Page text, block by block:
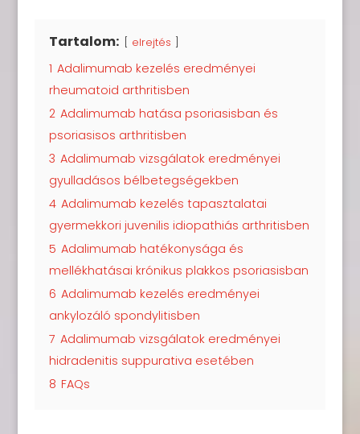
Tartalom: elrejtés
1 Adalimumab kezelés eredményei
rheumatoid arthritisben
2 Adalimumab hatása psoriasisban és
psoriasisos arthritisben
3 Adalimumab vizsgálatok eredményei
gyulladásos bélbetegségekben
4 Adalimumab kezelés tapasztalatai
gyermekkori juvenilis idiopathiás arthritisben
5 Adalimumab hatékonysága és
mellékhatásai krónikus plakkos psoriasisban
6 Adalimumab kezelés eredményei
ankylozáló spondylitisben
7 Adalimumab vizsgálatok eredményei
hidradenitis suppurativa esetében
8 FAQs